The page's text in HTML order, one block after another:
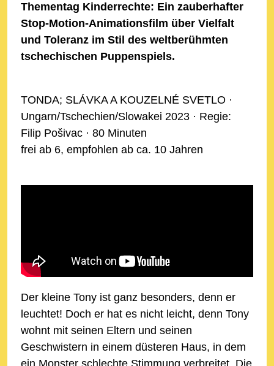
Thementag Kinderrechte: Ein zauberhafter
Stop-Motion-Animationsfilm über Vielfalt
und Toleranz im Stil des weltberühmten
tschechischen Puppenspiels.
TONDA; SLÁVKA A KOUZELNÉ SVETLO ·
Ungarn/Tschechien/Slowakei 2023 · Regie:
Filip Pošivac · 80 Minuten
frei ab 6, empfohlen ab ca. 10 Jahren
Der kleine Tony ist ganz besonders, denn er
leuchtet! Doch er hat es nicht leicht, denn Tony
wohnt mit seinen Eltern und seinen
Geschwistern in einem düsteren Haus, in dem
ein Monster schlechte Stimmung verbreitet. Die